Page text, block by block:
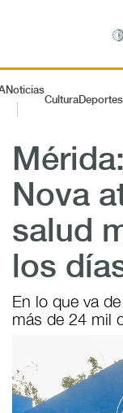
Noticias
CulturaDeportes
Nova
salud
los
En lo que va
más de 24 mil